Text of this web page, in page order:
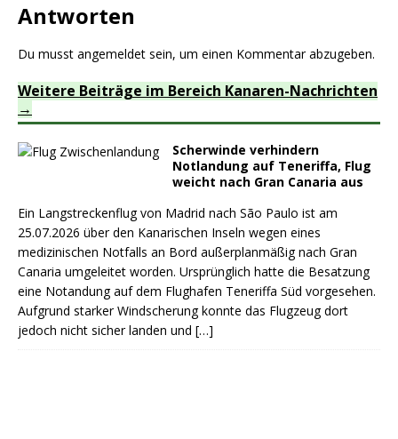
Antworten
Du musst angemeldet sein, um einen Kommentar abzugeben.
Weitere Beiträge im Bereich Kanaren-Nachrichten
Scherwinde verhindern
Notlandung auf Teneriffa, Flug
weicht nach Gran Canaria aus
Ein Langstreckenflug von Madrid nach São Paulo ist am
25.07.2026 über den Kanarischen Inseln wegen eines
medizinischen Notfalls an Bord außerplanmäßig nach Gran
Canaria umgeleitet worden. Ursprünglich hatte die Besatzung
eine Notandung auf dem Flughafen Teneriffa Süd vorgesehen.
Aufgrund starker Windscherung konnte das Flugzeug dort
jedoch nicht sicher landen und […]